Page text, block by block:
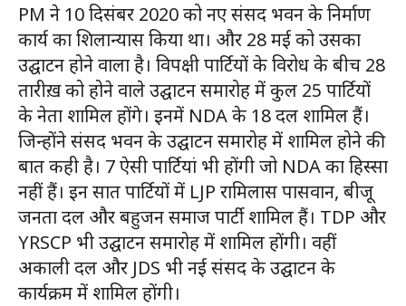
PM ने 10 दिसंबर 2020 को नए संसद भवन के निर्माण
कार्य का शिलान्यास किया था। और 28 मई को उसका
उद्घाटन होने वाला है। विपक्षी पार्टियों के विरोध के बीच 28
तारीख़ को होने वाले उद्घाटन समारोह में कुल 25 पार्टियों
के नेता शामिल होंगे। इनमें NDA के 18 दल शामिल हैं।
जिन्होंने संसद भवन के उद्घाटन समारोह में शामिल होने की
बात कही है। 7 ऐसी पार्टियां भी होंगी जो NDA का हिस्सा
नहीं हैं। इन सात पार्टियों में LJP रामिलास पासवान, बीजू
जनता दल और बहुजन समाज पार्टी शामिल हैं। TDP और
YRSCP भी उद्घाटन समारोह में शामिल होंगी। वहीं
अकाली दल और JDS भी नई संसद के उद्घाटन के
कार्यक्रम में शामिल होंगी।